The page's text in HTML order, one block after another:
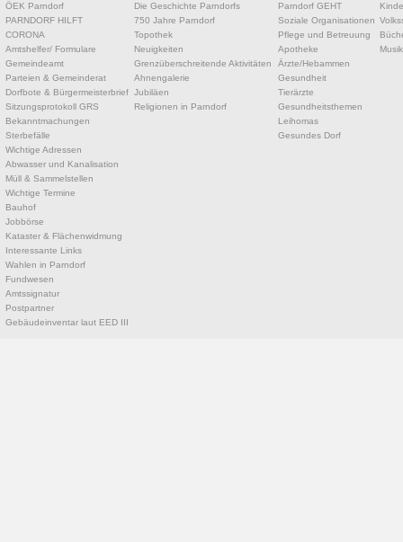
ÖEK Parndorf
PARNDORF HILFT
CORONA
Amtshelfer/ Formulare
Gemeindeamt
Parteien & Gemeinderat
Dorfbote & Bürgermeisterbrief
Sitzungsprotokoll GRS
Bekanntmachungen
Sterbefälle
Wichtige Adressen
Abwasser und Kanalisation
Müll & Sammelstellen
Wichtige Termine
Bauhof
Jobbörse
Kataster & Flächenwidmung
Interessante Links
Wahlen in Parndorf
Fundwesen
Amtssignatur
Postpartner
Gebäudeinventar laut EED III
Die Geschichte Parndorfs
750 Jahre Parndorf
Topothek
Neuigkeiten
Grenzüberschreitende Aktivitäten
Ahnengalerie
Jubiläen
Religionen in Parndorf
Parndorf GEHT
Soziale Organisationen
Pflege und Betreuung
Apotheke
Ärzte/Hebammen
Gesundheit
Tierärzte
Gesundheitsthemen
Leihomas
Gesundes Dorf